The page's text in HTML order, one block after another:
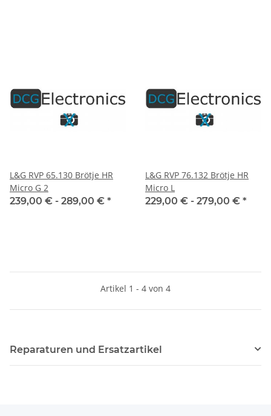
L&G RVP 65.130 Brötje HR
Micro G 2
239,00 € - 289,00 € *
L&G RVP 76.132 Brötje HR
Micro L
229,00 € - 279,00 € *
Artikel 1 - 4 von 4
Reparaturen und Ersatzartikel